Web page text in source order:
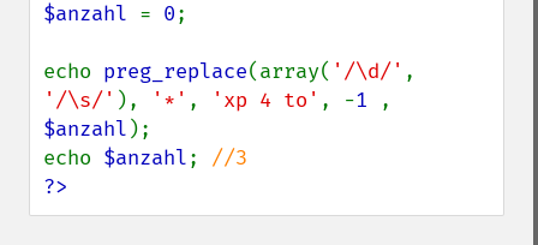
$anzahl = 0;
echo preg_replace(array( '/\d/'
'/\s/' ), '*' , 'xp 4 to' , -1
$anzahl );
echo $anzahl;
?>